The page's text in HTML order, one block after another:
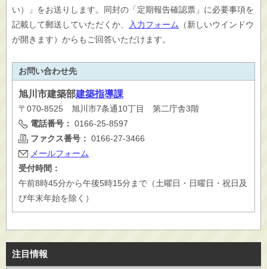
い）」をお送りします。同封の「定期報告確認票」に必要事項を
記載して郵送していただくか、
入力フォーム
（新しいウインドウ
が開きます）からもご回答いただけます。
お問い合わせ先
旭川市建築部建築指導課
〒070-8525 旭川市7条通10丁目 第二庁舎3階
電話番号： 0166-25-8597
ファクス番号： 0166-27-3466
メールフォーム
受付時間：
午前8時45分から午後5時15分まで（土曜日・日曜日・祝日及
び年末年始を除く）
注目情報